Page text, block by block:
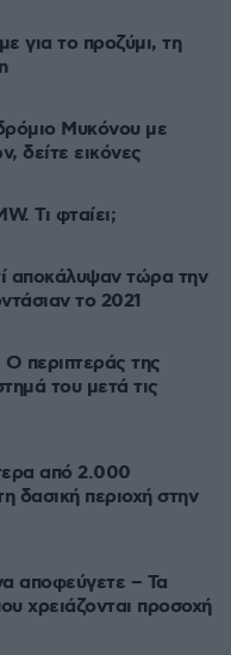
για το προζύμι, τη
Μυκόνου με
δείτε εικόνες
Τι φταίει;
αποκάλυψαν τώρα την
το 2021
περιπτεράς της
του μετά τις
από 2.000
δασική περιοχή στην
αποφεύγετε – Τα
χρειάζονται προσοχή